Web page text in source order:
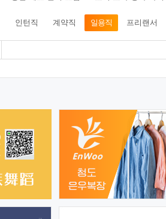
인턴직 계약직 일용직 프리랜서